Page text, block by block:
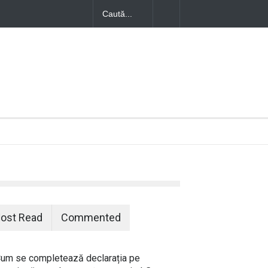
un
Read Commented
se completează declarația pe